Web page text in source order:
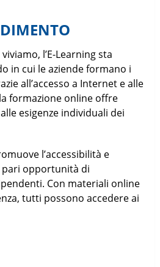
l’E-Learning sta
in cui le aziende formano i
all’accesso a Internet e alle
formazione online offre
esigenze individuali dei
l’accessibilità e
pari opportunità di
Con materiali online
tutti possono accedere ai